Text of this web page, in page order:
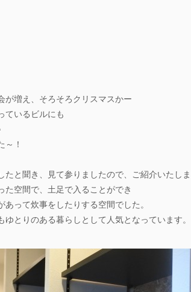
が増え、そろそろクリスマスかー
ているビルにも
～！
たと聞き、見て参りましたので、ご紹介いたし
た空間で、土足で入ることができ
って炊事をしたりする空間でした。
とりのある暮らしとして人気となっています。